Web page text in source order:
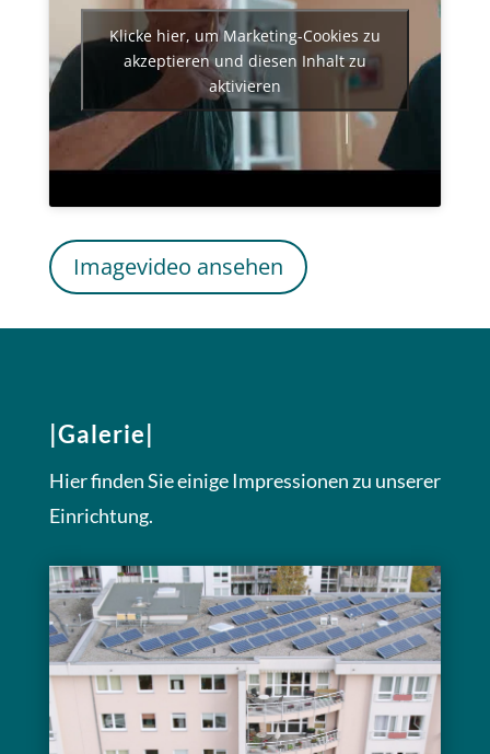
Klicke hier, um Marketing-Cookies zu
akzeptieren und diesen Inhalt zu
aktivieren
Imagevideo ansehen
|Galerie|
Hier finden Sie einige Impressionen zu unserer
Einrichtung.